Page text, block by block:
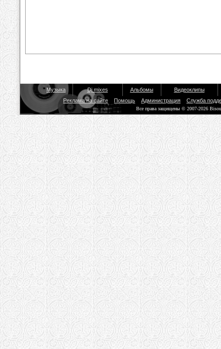
Музыка Dj mixes Альбомы
Видеоклипы
Реклама на сайте
Помощь Администрация Служба
Все права защищены © 2007-2026